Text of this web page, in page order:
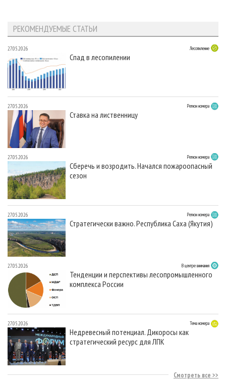
РЕКОМЕНДУЕМЫЕ СТАТЬИ
27.05.2026 Лесопиление
Спад в лесопилении
27.05.2026 Регион номера
Ставка на лиственницу
27.05.2026 Регион номера
Сберечь и возродить. Начался пожароопасный
сезон
27.05.2026 Регион номера
Стратегически важно. Республика Саха (Якутия)
27.05.2026 В центре внимания
Тенденции и перспективы лесопромышленного
комплекса России
27.05.2026 Тема номера
Недревесный потенциал. Дикоросы как
стратегический ресурс для ЛПК
Смотреть все